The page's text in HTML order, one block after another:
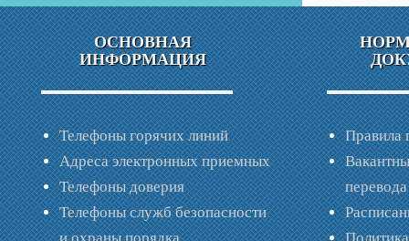
ОСНОВНАЯ
ИНФОРМАЦИЯ
Телефоны горячих линий
Адреса электронных приемных
Телефоны доверия
Телефоны служб безопасности
Правила
перевода